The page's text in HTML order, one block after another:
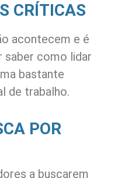
CRÍTICAS
acontecem e é
saber como lidar
bastante
de trabalho.
POR
a buscarem